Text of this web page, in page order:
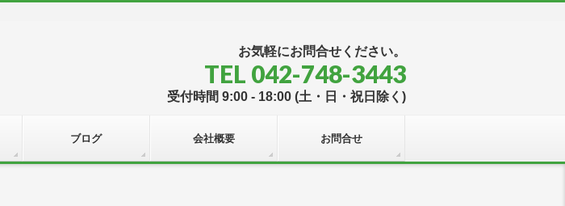
お気軽にお問合せください。
TEL 042-748-3443
受付時間 9:00 - 18:00 (土・日・祝日除く)
ブログ 会社概要 お問合せ